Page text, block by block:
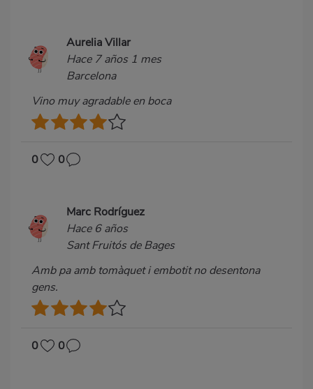
Aurelia Villar
Hace 7 años 1 mes
Barcelona
Vino muy agradable en boca
0 0
Marc Rodríguez
Hace 6 años
Sant Fruitós de Bages
Amb pa amb tomàquet i embotit no desentona
gens.
0 0